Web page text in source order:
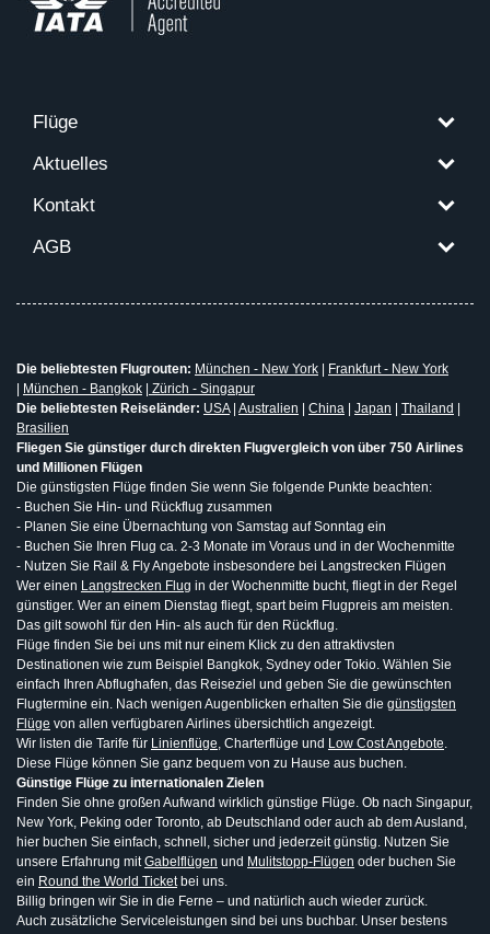
Flüge
Aktuelles
Kontakt
AGB
Die beliebtesten Flugrouten: München - New York
Frankfurt - New York
München - Bangkok
Zürich - Singapur
Die beliebtesten Reiseländer: USA| Australien China Japan Thailand
Brasilien
Fliegen Sie günstiger durch direkten Flugvergleich von über 750 Airlines
und Millionen Flügen
Die günstigsten Flüge finden Sie wenn Sie folgende Punkte beachten:
- Buchen Sie Hin- und Rückflug zusammen
- Planen Sie eine Übernachtung von Samstag auf Sonntag ein
- Buchen Sie Ihren Flug ca. 2-3 Monate im Voraus und in der Wochenmitte
- Nutzen Sie Rail & Fly Angebote insbesondere bei Langstrecken Flügen
Wer einen Langstrecken Flug in der Wochenmitte bucht, fliegt in der Regel
günstiger. Wer an einem Dienstag fliegt, spart beim Flugpreis am meisten.
Das gilt sowohl für den Hin- als auch für den Rückflug.
Flüge finden Sie bei uns mit nur einem Klick zu den attraktivsten
Destinationen wie zum Beispiel Bangkok, Sydney oder Tokio. Wählen Sie
einfach Ihren Abflughafen, das Reiseziel und geben Sie die gewünschten
Flugtermine ein. Nach wenigen Augenblicken erhalten Sie die günstigsten
Flüge von allen verfügbaren Airlines übersichtlich angezeigt.
Wir listen die Tarife für Linienflüge, Charterflüge und Low Cost Angebote.
Diese Flüge können Sie ganz bequem von zu Hause aus buchen.
Günstige Flüge zu internationalen Zielen
Finden Sie ohne großen Aufwand wirklich günstige Flüge. Ob nach Singapur,
New York, Peking oder Toronto, ab Deutschland oder auch ab dem Ausland,
hier buchen Sie einfach, schnell, sicher und jederzeit günstig. Nutzen Sie
unsere Erfahrung mitGabelflügen und Mulitstopp-Flügen oder buchen Sie
ein Round the World Ticketbei uns.
Billig bringen wir Sie in die Ferne – und natürlich auch wieder zurück.
Auch zusätzliche Serviceleistungen sind bei uns buchbar. Unser bestens